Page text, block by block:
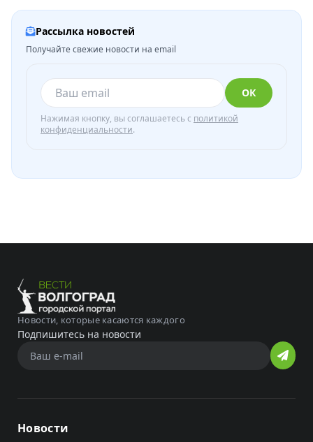
Рассылка новостей
Получайте свежие новости на email
ОК
Нажимая кнопку, вы соглашаетесь с политикой
конфиденциальности.
Новости, которые касаются каждого
Подпишитесь на новости
Новости